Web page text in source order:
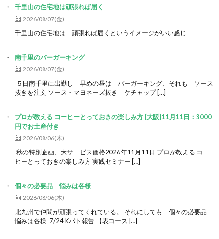
千里山の住宅地は頑張れば届く
2026/08/07(金)
千里山の住宅地は 頑張れば届くというイメージがいい感じ
南千里のバーガーキング
2026/08/07(金)
５日南千里に出勤し 早めの昼は バーガーキング、それも ソース
抜きを注文 ソース・マヨネーズ抜き ケチャップ […]
プロが教える コーヒーとっておきの楽しみ方 [大阪]11月11日：3000
円でお土産付き
2026/08/06(木)
秋の特別企画、大サービス価格2026年11月11日 プロが教える コー
ヒーとっておきの楽しみ方 実践セミナー […]
個々の必要品 悩みは各様
2026/08/06(木)
北九州で仲間が頑張ってくれている。 それにしても 個々の必要品
悩みは各様 7/24 Kパト報告 【表コース […]